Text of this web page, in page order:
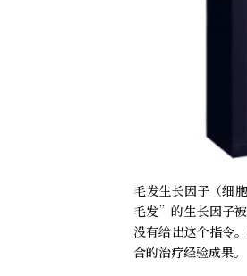
毛发生长因子（细
毛发”的生长因子
没有给出这个指令
合的治疗经验成果。